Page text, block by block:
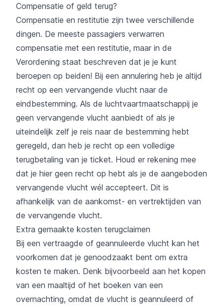
Compensatie of geld terug?
Compensatie en restitutie zijn twee verschillende
dingen. De meeste passagiers verwarren
compensatie met een restitutie, maar in de
Verordening staat beschreven dat je je kunt
beroepen op beiden! Bij een annulering heb je altijd
recht op een vervangende vlucht naar de
eindbestemming. Als de luchtvaartmaatschappij je
geen vervangende vlucht aanbiedt of als je
uiteindelijk zelf je reis naar de bestemming hebt
geregeld, dan heb je recht op een volledige
terugbetaling van je ticket. Houd er rekening mee
dat je hier geen recht op hebt als je de aangeboden
vervangende vlucht wél accepteert. Dit is
afhankelijk van de aankomst- en vertrektijden van
de vervangende vlucht.
Extra gemaakte kosten terugclaimen
Bij een vertraagde of geannuleerde vlucht kan het
voorkomen dat je genoodzaakt bent om extra
kosten te maken. Denk bijvoorbeeld aan het kopen
van een maaltijd of het boeken van een
overnachting, omdat de vlucht is geannuleerd of